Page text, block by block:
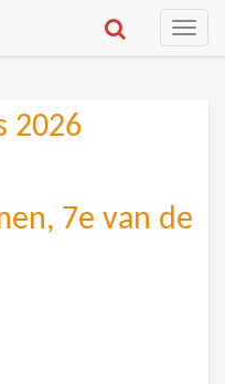
Toggle
2026
7e van de